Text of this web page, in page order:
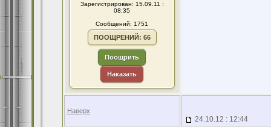
Зарегистрирован: 15.09.11 :
08:35
Сообщений: 1751
ПООЩРЕНИЙ: 66
Поощрить
Наказать
Наверх
24.10.12 : 12:44